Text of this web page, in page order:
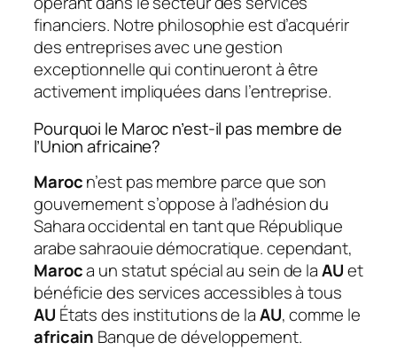
financiers. Notre philosophie est d’acquérir
des entreprises avec une gestion
exceptionnelle qui continueront à être
activement impliquées dans l’entreprise.
Pourquoi le Maroc n’est-il pas membre de
l’Union africaine?
Marocn’est pas membre parce que son
gouvernement s’oppose à l’adhésion du
Sahara occidental en tant que République
arabe sahraouie démocratique. cependant,
Maroca un statut spécial au sein de laAUet
bénéficie des services accessibles à tous
AU États des institutions de laAU, comme le
africain Banque de développement.